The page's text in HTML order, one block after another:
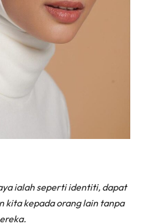
ialah seperti identiti, dapat
kita kepada orang lain tanpa